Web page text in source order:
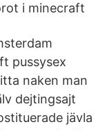
i minecraft
pussysex
naken man
dejtingsajt
jävla